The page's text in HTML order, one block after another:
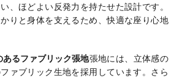
、ほどよい反発力を持たせた設計です。
りと身体を支えるため、快適な座り心地
あるファブリック張地張地には、立体感の
ァブリック生地を採用しています。 さら